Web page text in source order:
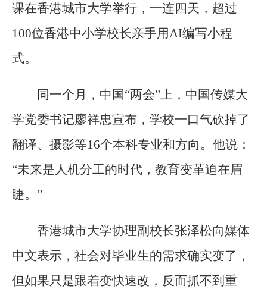
课在香港城市大学举行，一连四天，超过
100位香港中小学校长亲手用AI编写小程
式。
同一个月，中国“两会”上，中国传媒大
学党委书记廖祥忠宣布，学校一口气砍掉了
翻译、摄影等16个本科专业和方向。他说：
“未来是人机分工的时代，教育变革迫在眉
睫。”
香港城市大学协理副校长张泽松向媒体
中文表示，社会对毕业生的需求确实变了，
但如果只是跟着变快速改，反而抓不到重